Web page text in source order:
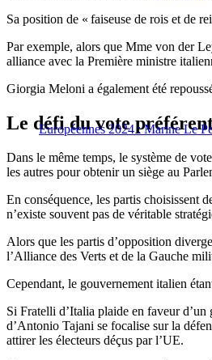
Sa position de « faiseuse de rois et de
Par exemple, alors que Mme von der
alliance avec la Première ministre
Giorgia Meloni a également été
Européennes 2024 : Marine Le
Le défi du vote
Dans le même temps, le système de
les autres pour obtenir un siège au
En conséquence, les partis choisissent
n’existe souvent pas de véritable
Alors que les partis d’opposition
l’Alliance des Verts et de la Gauche
Cependant, le gouvernement italien
Si Fratelli d’Italia plaide en faveur
d’Antonio Tajani se focalise sur la
attirer les électeurs déçus par l’UE.